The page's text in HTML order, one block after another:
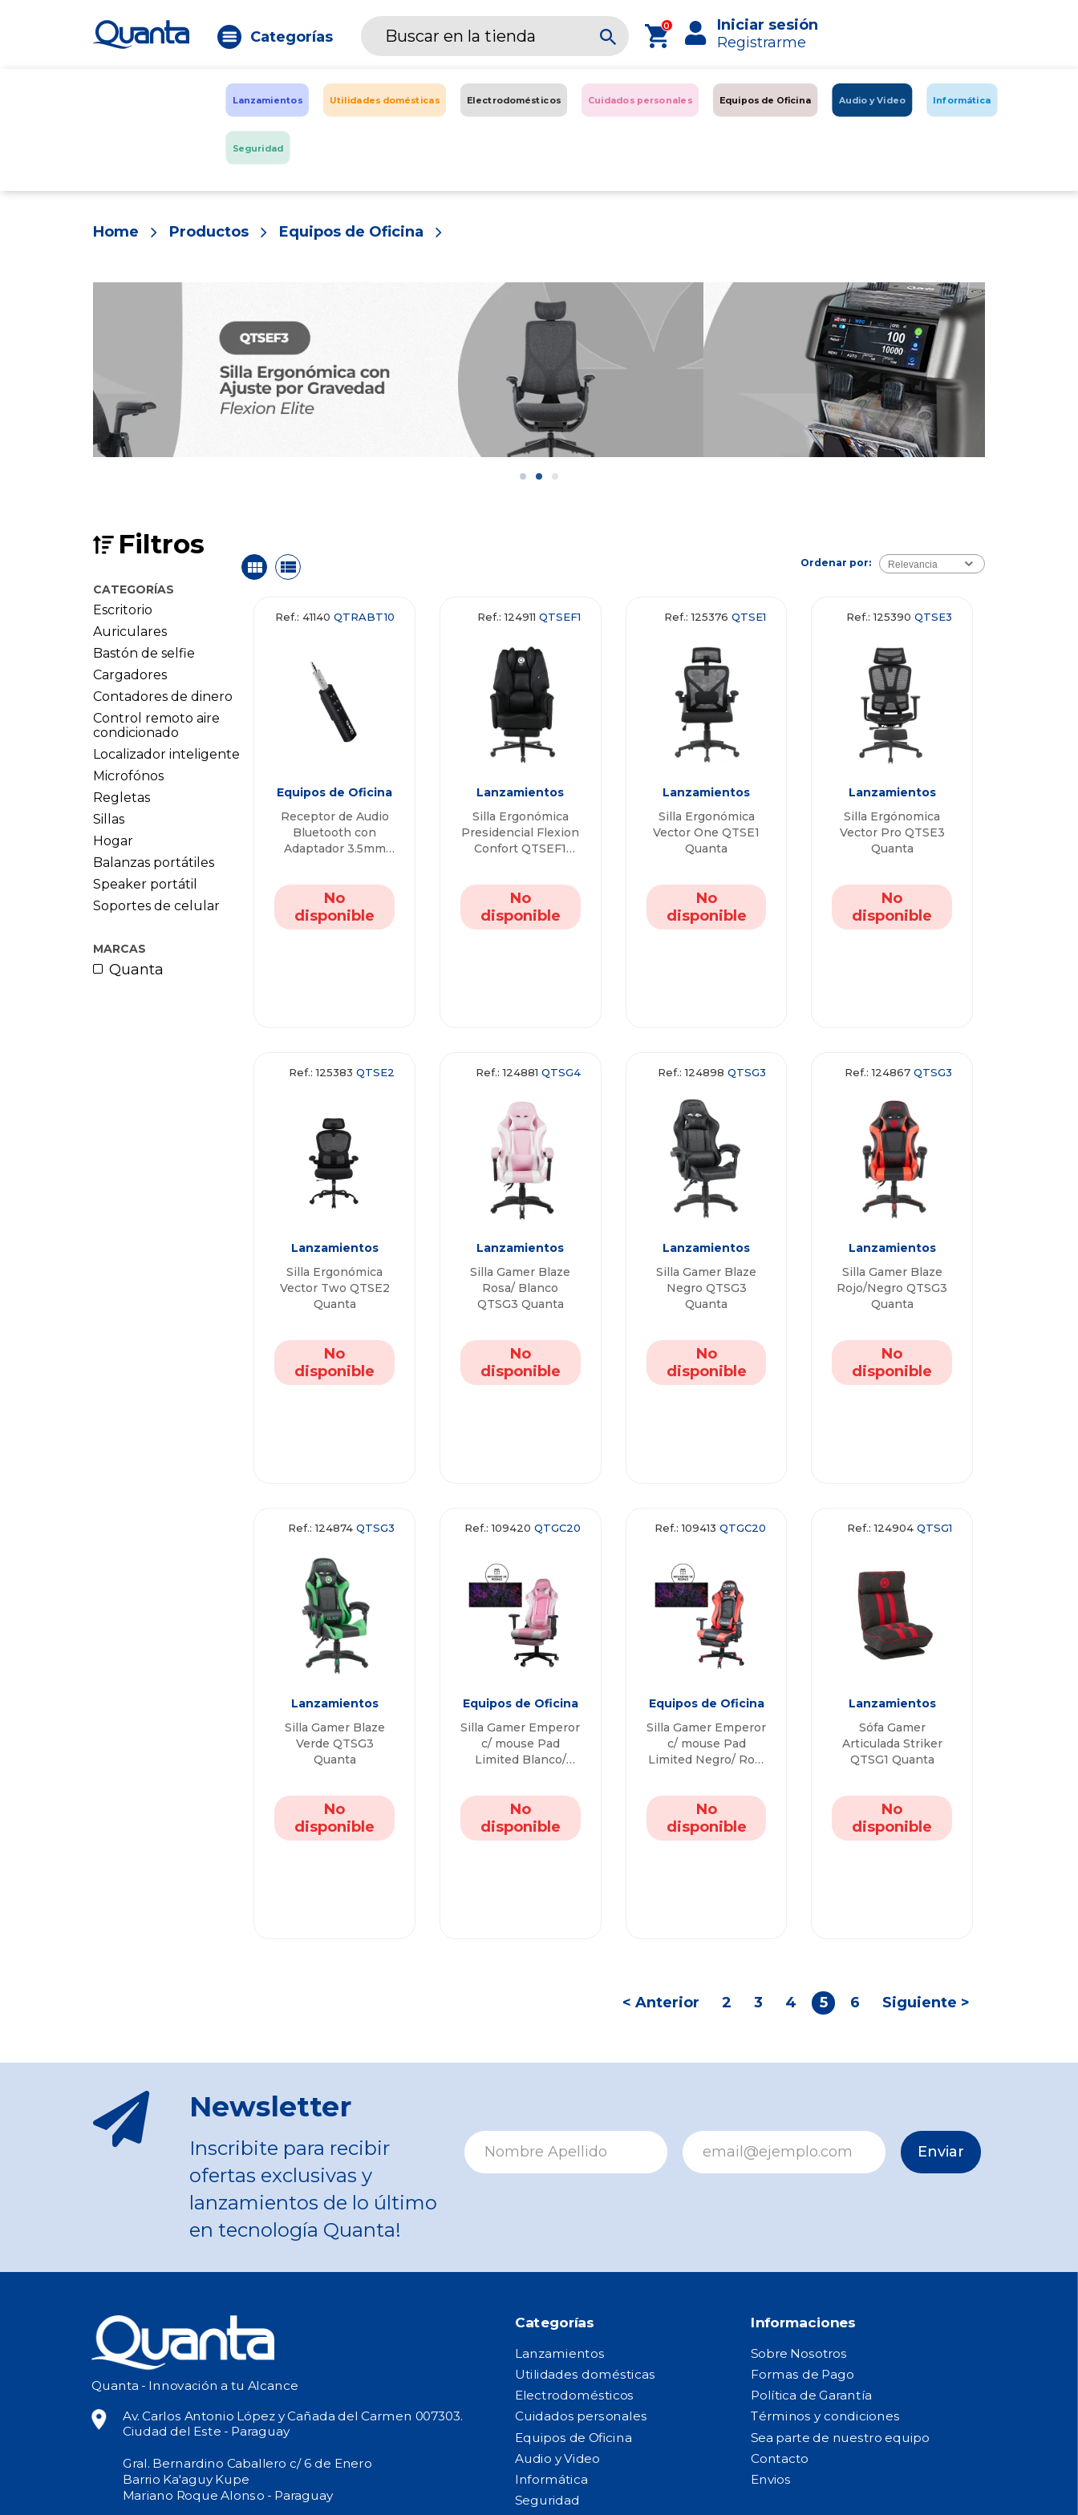
Categorías
0
Iniciar sesión
Registrarme
Lanzamientos Utilidades domésticas Electrodomésticos Cuidados personales Equipos de Oficina Audio y Video Informática
Seguridad
Home Productos Equipos de Oficina
Filtros
CATEGORÍAS
Escritorio
Auriculares
Bastón de selfie
Cargadores
Contadores de dinero
Control remoto aire
condicionado
Localizador inteligente
Microfónos
Regletas
Sillas
Hogar
Balanzas portátiles
Speaker portátil
Soportes de celular
MARCAS
Quanta
Ordenar por: Relevancia
Ref.: 41140 QTRABT10
Equipos de Oficina
Receptor de Audio
Bluetooth con
Adaptador 3.5mm
No
disponible
Ref.: 124911 QTSEF1
Lanzamientos
Silla Ergonómica
Presidencial Flexion
Confort QTSEF1
No
disponible
Ref.: 125376QTSE1
Lanzamientos
Silla Ergonómica
Vector One QTSE1
Quanta
No
disponible
Ref.: 125390QTSE3
Lanzamientos
Silla Ergónomica
Vector Pro QTSE3
Quanta
No
disponible
Ref.: 125383 QTSE2
Lanzamientos
Silla Ergonómica
Vector Two QTSE2
Quanta
No
disponible
Ref.: 124881 QTSG4
Lanzamientos
Silla Gamer Blaze
Rosa/ Blanco
QTSG3 Quanta
No
disponible
Ref.: 124898QTSG3
Lanzamientos
Silla Gamer Blaze
Negro QTSG3
Quanta
No
disponible
Ref.: 124867QTSG3
Lanzamientos
Silla Gamer Blaze
Rojo/Negro QTSG3
Quanta
No
disponible
Ref.: 124874 QTSG3
Lanzamientos
Silla Gamer Blaze
Verde QTSG3
Quanta
No
disponible
Ref.: 109420 QTGC20
Equipos de Oficina
Silla Gamer Emperor
c/ mouse Pad
Limited Blanco/
No
disponible
Ref.: 109413QTGC20
Equipos de Oficina
Silla Gamer Emperor
c/ mouse Pad
Limited Negro/ Rojo
No
disponible
Ref.: 124904QTSG1
Lanzamientos
Sófa Gamer
Articulada Striker
QTSG1 Quanta
No
disponible
< Anterior 2 3 4 5 6 Siguiente >
Newsletter
Inscribite para recibir
ofertas exclusivas y
lanzamientos de lo último
en tecnología Quanta!
Enviar
Quanta - Innovación a tu Alcance
Av. Carlos Antonio López y Cañada del Carmen 007303.
Ciudad del Este - Paraguay
Gral. Bernardino Caballero c/ 6 de Enero
Barrio Ka'aguy Kupe
Mariano Roque Alonso - Paraguay
Categorías
Lanzamientos
Utilidades domésticas
Electrodomésticos
Cuidados personales
Equipos de Oficina
Audio y Video
Informática
Seguridad
Informaciones
Sobre Nosotros
Formas de Pago
Política de Garantía
Términos y condiciones
Sea parte de nuestro equipo
Contacto
Envios